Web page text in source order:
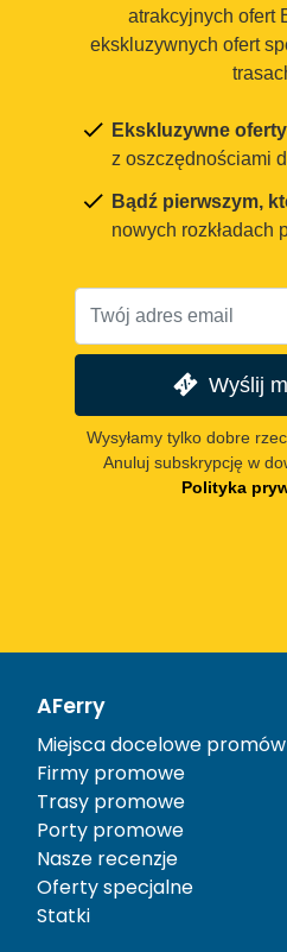
atrakcyjnych ofert
ekskluzywnych ofert
Ekskluzywne
z oszczędnościami
Bądź pierwszym,
nowych rozkładach
Wyślij
Wysyłamy tylko dobre
Anuluj subskrypcję w
Polityka
AFerry
Miejsca docelowe promów
Firmy promowe
Trasy promowe
Porty promowe
Nasze recenzje
Oferty specjalne
Statki